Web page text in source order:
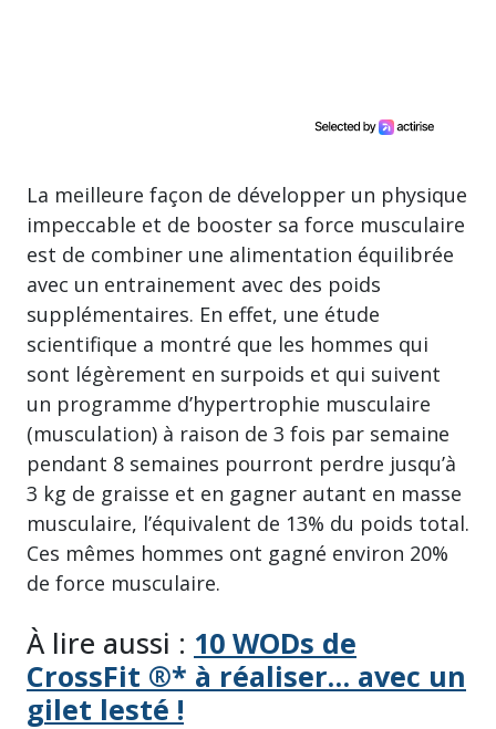
La meilleure façon de développer un physique
impeccable et de booster sa force musculaire
est de combiner une alimentation équilibrée
avec un entrainement avec des poids
supplémentaires. En effet, une étude
scientifique a montré que les hommes qui
sont légèrement en surpoids et qui suivent
un programme d’hypertrophie musculaire
(musculation) à raison de 3 fois par semaine
pendant 8 semaines pourront perdre jusqu’à
3 kg de graisse et en gagner autant en masse
musculaire, l’équivalent de 13% du poids total.
Ces mêmes hommes ont gagné environ 20%
de force musculaire.
À lire aussi : 10 WODs de
CrossFit ®* à réaliser… avec un
gilet lesté !